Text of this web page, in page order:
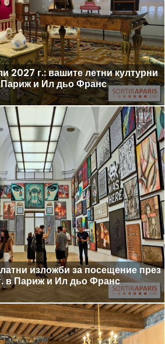
2027 г.: вашите летни културни
и Ил дьо Франс
изложби за посещение през
в Париж и Ил дьо Франс